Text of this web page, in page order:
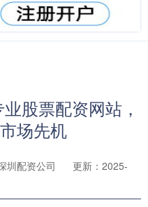
股票配资网站，
场先机
圳配资公司
更新：2025-